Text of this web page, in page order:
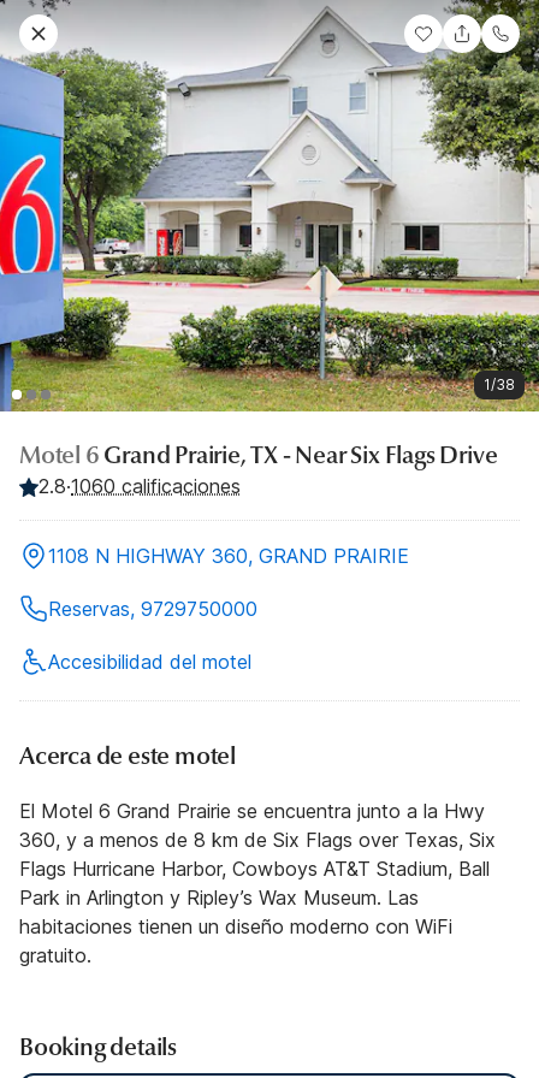
1/38
Motel 6 Grand Prairie, TX - Near Six Flags Drive
2.8·1060 calificaciones
1108 N HIGHWAY 360, GRAND PRAIRIE
Reservas, 9729750000
Accesibilidad del motel
Acerca de este motel
El Motel 6 Grand Prairie se encuentra junto a la Hwy
360, y a menos de 8 km de Six Flags over Texas, Six
Flags Hurricane Harbor, Cowboys AT&T Stadium, Ball
Park in Arlington y Ripley’s Wax Museum. Las
habitaciones tienen un diseño moderno con WiFi
gratuito.
Booking details